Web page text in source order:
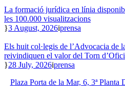
La formació jurídica en línia
les 100.000 visualitzacions
3 August, 2026 prensa
Els huit col·legis de l’Advocacia de
reivindiquen el valor del Torn
28 July, 2026 prensa
Plaza Porta de la Mar, 6, 3ª Planta